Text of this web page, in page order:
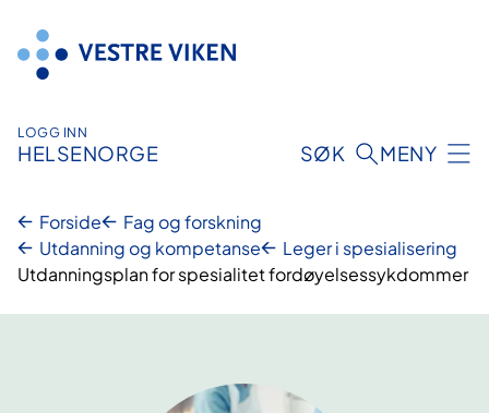
innhold
LOGG INN
HELSENORGE SØK MENY
Forside
Fag og forskning
Utdanning og kompetanse
Leger i spesialisering
Utdanningsplan for spesialitet fordøyelsessykdommer